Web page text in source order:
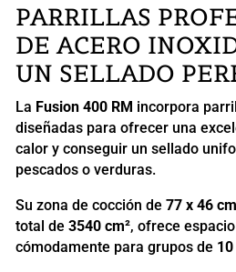
PARRILLAS
DE ACERO
UN SELLADO
La Fusion 400 RM incorpora
diseñadas para ofrecer una
calor y conseguir un sellado
pescados o verduras.
Su zona de cocción de 77 x 46 cm
total de 3540 cm², ofrece
cómodamente para grupos de